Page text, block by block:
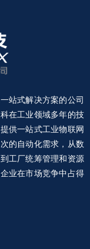
站式解决方案的公司
在工业领域多年的技
供一站式工业物联网
的自动化需求，从数
工厂统筹管理和资源
业在市场竞争中占得